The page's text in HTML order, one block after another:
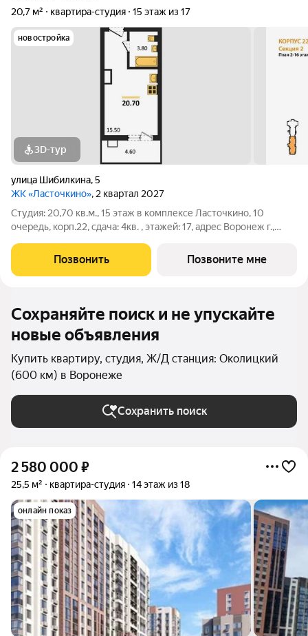
20,7 м²
квартира-студия 15 этаж из 17
новостройка
3D-тур
улица Шибилкина,5
ЖК «Ласточкино», 2 квартал 2027
Студия: 20,70 кв.м., 15 этаж в комплексе Ласточкино, 10
очередь, корп.22, сдача: 4кв. , этажей: 17, адрес Воронеж г.,
Позвонить Позвоните мне
Сохраняйте поиск и не упускайте
новые объявления
Купить квартиру, студия, Ж/Д станция: Околицкий
(600 км) в Воронеже
Сохранить поиск
2 580 000 ₽
25,5 м² квартира-студия 14 этаж из 18
онлайн показ